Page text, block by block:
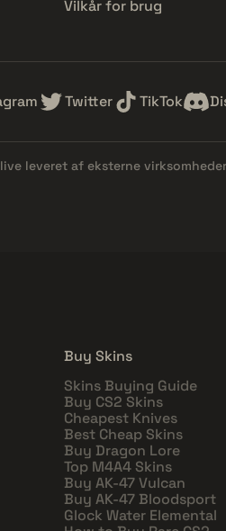
Vilkår for brug
Twitter TikTok
leveret af eksterne
Buy Skins
Skins Buying Guide
Buy CS2 Skins
Cheapest Knives
Best Cheap Skins
Buy Dragon Lore
Top M4A4 Skins
Buy AK-47 Vulcan
Buy AK-47 Bloodsport
Glock Water Elemental